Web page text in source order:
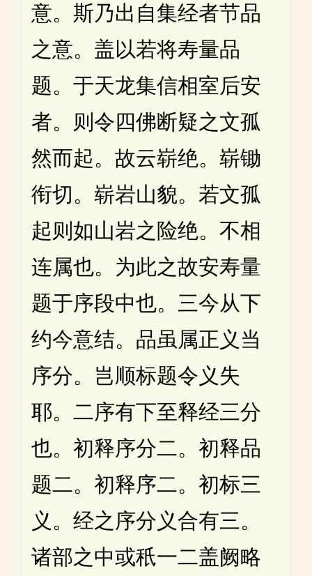
意。斯乃出自集经者节品
之意。盖以若将寿量品
题。于天龙集信相室后安
者。则令四佛断疑之文孤
然而起。故云崭绝。崭锄
衔切。崭岩山貌。若文孤
起则如山岩之险绝。不相
连属也。为此之故安寿量
题于序段中也。三今从下
约今意结。品虽属正义当
序分。岂顺标题令义失
耶。二序有下至释经三分
也。初释序分二。初释品
题二。初释序二。初标三
义。经之序分义合有三。
诸部之中或秖一二盖阙略